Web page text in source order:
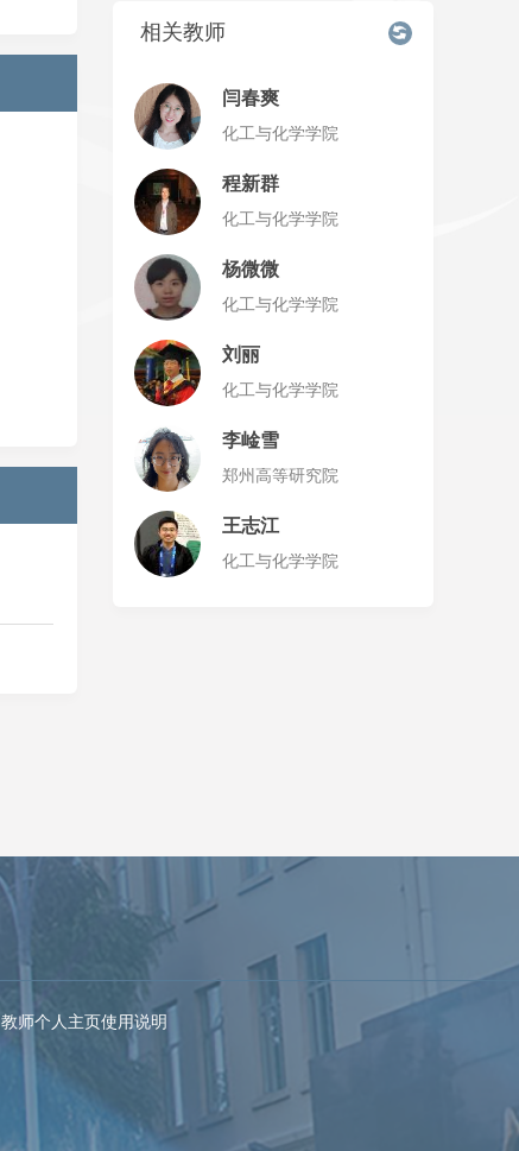
相关教师
闫春爽
化工与化学学院
程新群
化工与化学学院
杨微微
化工与化学学院
刘丽
化工与化学学院
李崯雪
郑州高等研究院
王志江
化工与化学学院
教师个人主页使用说明